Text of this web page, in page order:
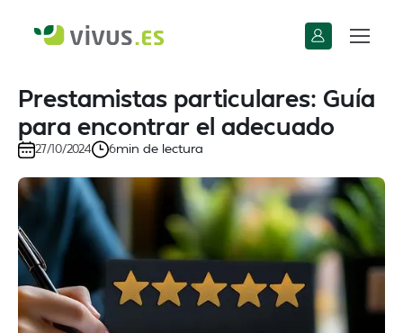
Prestamistas particulares: Guía
para encontrar el adecuado
27/10/2024 6min de lectura